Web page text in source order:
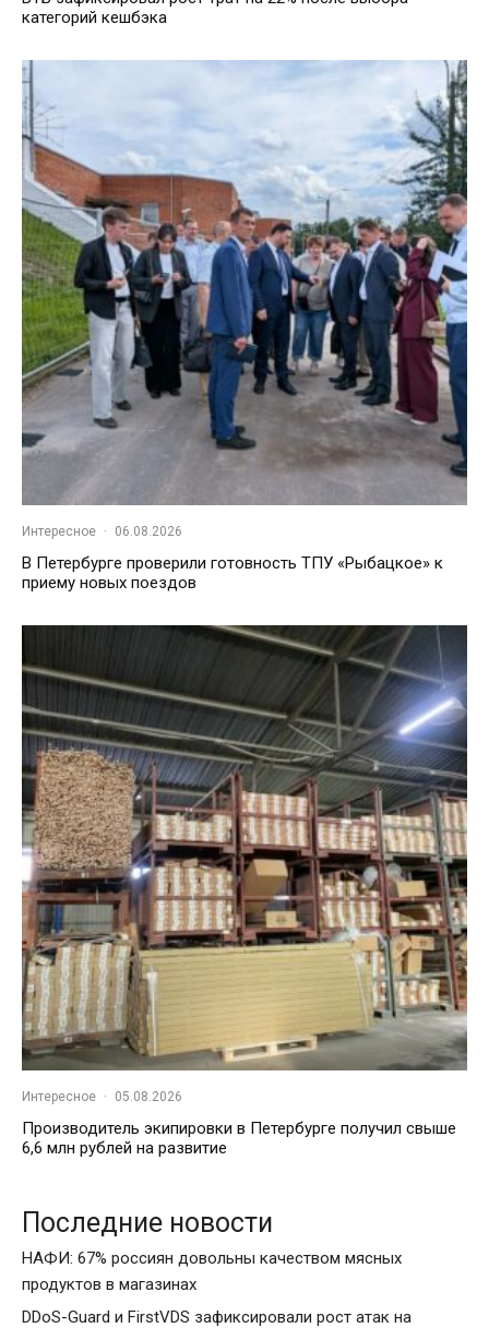
категорий кешбэка
Интересное · 06.08.2026
В Петербурге проверили готовность ТПУ «Рыбацкое» к
приему новых поездов
Интересное · 05.08.2026
Производитель экипировки в Петербурге получил свыше
6,6 млн рублей на развитие
Последние новости
НАФИ: 67% россиян довольны качеством мясных
продуктов в магазинах
DDoS-Guard и FirstVDS зафиксировали рост атак на